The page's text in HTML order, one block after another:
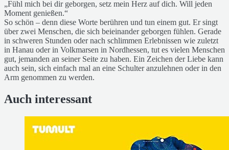
„Fühl mich bei dir geborgen, setz mein Herz auf dich. Will jeden
Moment genießen.“
So schön – denn diese Worte berühren und tun einem gut. Er singt
über zwei Menschen, die sich beieinander geborgen fühlen. Gerade
in schweren Stunden oder nach schlimmen Erlebnissen wie zuletzt
in Hanau oder in Volkmarsen in Nordhessen, tut es vielen Menschen
gut, jemanden an seiner Seite zu haben. Ein Zeichen der Liebe kann
auch sein, sich einfach mal an eine Schulter anzulehnen oder in den
Arm genommen zu werden.
Auch interessant